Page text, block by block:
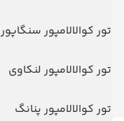
تور کوالالامپور سنگاپور
تور کوالالامپور لنکاوی
تور کوالالامپور پنانگ